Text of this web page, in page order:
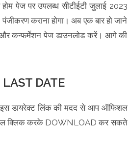
पेज पर उपलब्ध सीटीईटी जुलाई 2023
कराना होगा। अब एक बार हो जाने
कन्फर्मेशन पेज डाउनलोड करें। आगे की
DATE
डायरेक्ट लिंक की मदद से आप ऑफिशल
क्लिक करके DOWNLOAD कर सकते